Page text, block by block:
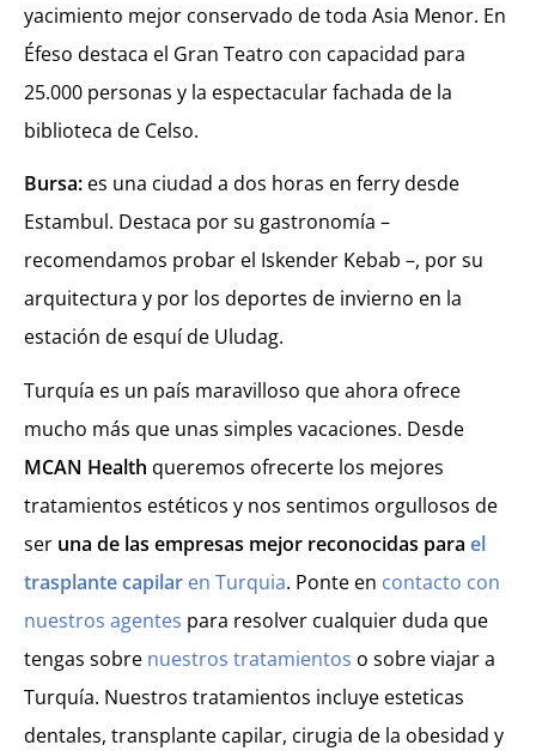
yacimiento mejor conservado de toda Asia Menor. En
Éfeso destaca el Gran Teatro con capacidad para
25.000 personas y la espectacular fachada de la
biblioteca de Celso.
Bursa: es una ciudad a dos horas en ferry desde
Estambul. Destaca por su gastronomía –
recomendamos probar el Iskender Kebab –, por su
arquitectura y por los deportes de invierno en la
estación de esquí de Uludag.
Turquía es un país maravilloso que ahora ofrece
mucho más que unas simples vacaciones. Desde
MCAN Health queremos ofrecerte los mejores
tratamientos estéticos y nos sentimos orgullosos de
ser una de las empresas mejor reconocidas para el
trasplante capilar en Turquia. Ponte en contacto con
nuestros agentes para resolver cualquier duda que
tengas sobre nuestros tratamientos o sobre viajar a
Turquía. Nuestros tratamientos incluye esteticas
dentales, transplante capilar, cirugia de la obesidad y